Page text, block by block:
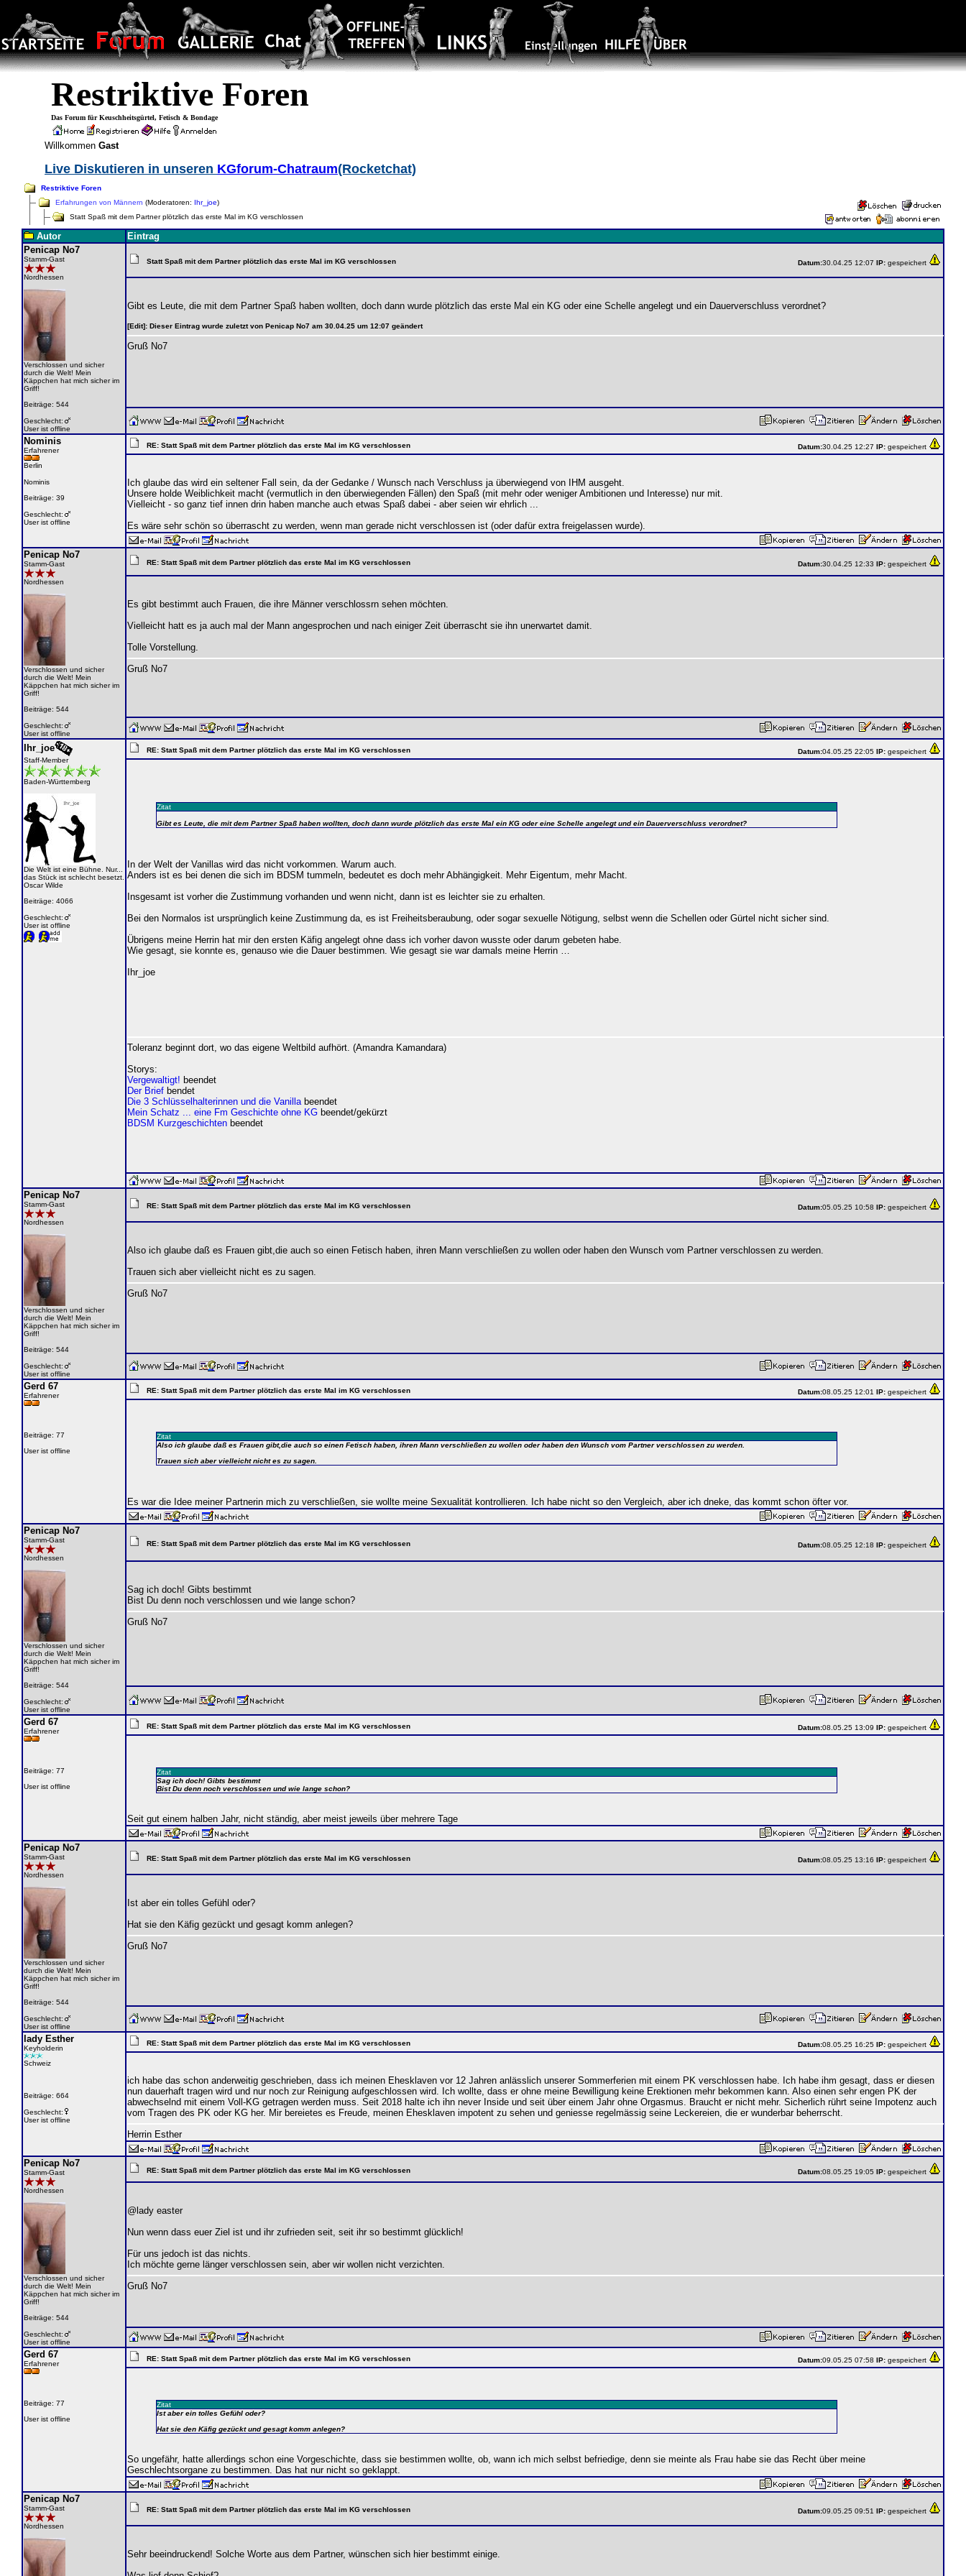
Restriktive Foren
Das Forum für Keuschheitsgürtel, Fetisch & Bondage
Willkommen Gast
Live Diskutieren in unseren KGforum-Chatraum(Rocketchat)
Restriktive Foren
Erfahrungen von Männern (Moderatoren: Ihr_joe)
Statt Spaß mit dem Partner plötzlich das erste Mal im KG verschlossen
Autor
Eintrag
Penicap No7
Stamm-Gast
Nordhessen
Verschlossen und sicher
durch die Welt! Mein
Käppchen hat mich sicher im
Griff!
Beiträge: 544
Geschlecht:
User ist offline
Statt Spaß mit dem Partner plötzlich das erste Mal im KG verschlossen Datum:30.04.25 12:07 IP: gespeichert
Gibt es Leute, die mit dem Partner Spaß haben wollten, doch dann wurde plötzlich das erste Mal ein KG oder eine Schelle angelegt und ein Dauerverschluss verordnet?
[Edit]: Dieser Eintrag wurde zuletzt von Penicap No7 am 30.04.25 um 12:07 geändert
Gruß No7
Nominis
Erfahrener
Berlin
Nominis
Beiträge: 39
Geschlecht:
User ist offline
RE: Statt Spaß mit dem Partner plötzlich das erste Mal im KG verschlossen Datum:30.04.25 12:27 IP: gespeichert
Ich glaube das wird ein seltener Fall sein, da der Gedanke / Wunsch nach Verschluss ja überwiegend von IHM ausgeht.
Unsere holde Weiblichkeit macht (vermutlich in den überwiegenden Fällen) den Spaß (mit mehr oder weniger Ambitionen und Interesse) nur mit.
Vielleicht - so ganz tief innen drin haben manche auch etwas Spaß dabei - aber seien wir ehrlich ...
Es wäre sehr schön so überrascht zu werden, wenn man gerade nicht verschlossen ist (oder dafür extra freigelassen wurde).
Penicap No7
Stamm-Gast
Nordhessen
Verschlossen und sicher
durch die Welt! Mein
Käppchen hat mich sicher im
Griff!
Beiträge: 544
Geschlecht:
User ist offline
RE: Statt Spaß mit dem Partner plötzlich das erste Mal im KG verschlossen Datum:30.04.25 12:33 IP: gespeichert
Es gibt bestimmt auch Frauen, die ihre Männer verschlossrn sehen möchten.
Vielleicht hatt es ja auch mal der Mann angesprochen und nach einiger Zeit überrascht sie ihn unerwartet damit.
Tolle Vorstellung.
Gruß No7
Ihr_joe
Staff-Member
Baden-Württemberg
Die Welt ist eine Bühne. Nur...
das Stück ist schlecht besetzt.
Oscar Wilde
Beiträge: 4066
Geschlecht:
User ist offline
RE: Statt Spaß mit dem Partner plötzlich das erste Mal im KG verschlossen Datum:04.05.25 22:05 IP: gespeichert
Zitat
Gibt es Leute, die mit dem Partner Spaß haben wollten, doch dann wurde plötzlich das erste Mal ein KG oder eine Schelle angelegt und ein Dauerverschluss verordnet?
In der Welt der Vanillas wird das nicht vorkommen. Warum auch.
Anders ist es bei denen die sich im BDSM tummeln, bedeutet es doch mehr Abhängigkeit. Mehr Eigentum, mehr Macht.
Insgesamt ist vorher die Zustimmung vorhanden und wenn nicht, dann ist es leichter sie zu erhalten.
Bei den Normalos ist ursprünglich keine Zustimmung da, es ist Freiheitsberaubung, oder sogar sexuelle Nötigung, selbst wenn die Schellen oder Gürtel nicht sicher sind.
Übrigens meine Herrin hat mir den ersten Käfig angelegt ohne dass ich vorher davon wusste oder darum gebeten habe.
Wie gesagt, sie konnte es, genauso wie die Dauer bestimmen. Wie gesagt sie war damals meine Herrin …
Ihr_joe
Toleranz beginnt dort, wo das eigene Weltbild aufhört. (Amandra Kamandara)
Storys:
Vergewaltigt! beendet
Der Brief bendet
Die 3 Schlüsselhalterinnen und die Vanillabeendet
Mein Schatz ... eine Fm Geschichte ohne KG beendet/gekürzt
BDSM Kurzgeschichten beendet
Penicap No7
Stamm-Gast
Nordhessen
Verschlossen und sicher
durch die Welt! Mein
Käppchen hat mich sicher im
Griff!
Beiträge: 544
Geschlecht:
User ist offline
RE: Statt Spaß mit dem Partner plötzlich das erste Mal im KG verschlossen Datum:05.05.25 10:58 IP: gespeichert
Also ich glaube daß es Frauen gibt,die auch so einen Fetisch haben, ihren Mann verschließen zu wollen oder haben den Wunsch vom Partner verschlossen zu werden.
Trauen sich aber vielleicht nicht es zu sagen.
Gruß No7
Gerd 67
Erfahrener
Beiträge: 77
User ist offline
RE: Statt Spaß mit dem Partner plötzlich das erste Mal im KG verschlossen Datum:08.05.25 12:01 IP: gespeichert
Zitat
Also ich glaube daß es Frauen gibt,die auch so einen Fetisch haben, ihren Mann verschließen zu wollen oder haben den Wunsch vom Partner verschlossen zu werden.
Trauen sich aber vielleicht nicht es zu sagen.
Es war die Idee meiner Partnerin mich zu verschließen, sie wollte meine Sexualität kontrollieren. Ich habe nicht so den Vergleich, aber ich dneke, das kommt schon öfter vor.
Penicap No7
Stamm-Gast
Nordhessen
Verschlossen und sicher
durch die Welt! Mein
Käppchen hat mich sicher im
Griff!
Beiträge: 544
Geschlecht:
User ist offline
RE: Statt Spaß mit dem Partner plötzlich das erste Mal im KG verschlossen Datum:08.05.25 12:18 IP: gespeichert
Sag ich doch! Gibts bestimmt
Bist Du denn noch verschlossen und wie lange schon?
Gruß No7
Gerd 67
Erfahrener
Beiträge: 77
User ist offline
RE: Statt Spaß mit dem Partner plötzlich das erste Mal im KG verschlossen Datum:08.05.25 13:09 IP: gespeichert
Zitat
Sag ich doch! Gibts bestimmt
Bist Du denn noch verschlossen und wie lange schon?
Seit gut einem halben Jahr, nicht ständig, aber meist jeweils über mehrere Tage
Penicap No7
Stamm-Gast
Nordhessen
Verschlossen und sicher
durch die Welt! Mein
Käppchen hat mich sicher im
Griff!
Beiträge: 544
Geschlecht:
User ist offline
RE: Statt Spaß mit dem Partner plötzlich das erste Mal im KG verschlossen Datum:08.05.25 13:16 IP: gespeichert
Ist aber ein tolles Gefühl oder?
Hat sie den Käfig gezückt und gesagt komm anlegen?
Gruß No7
lady Esther
Keyholderin
Schweiz
Beiträge: 664
Geschlecht:
User ist offline
RE: Statt Spaß mit dem Partner plötzlich das erste Mal im KG verschlossen Datum:08.05.25 16:25 IP: gespeichert
ich habe das schon anderweitig geschrieben, dass ich meinen Ehesklaven vor 12 Jahren anlässlich unserer Sommerferien mit einem PK verschlossen habe. Ich habe ihm gesagt, dass er diesen
nun dauerhaft tragen wird und nur noch zur Reinigung aufgeschlossen wird. Ich wollte, dass er ohne meine Bewilligung keine Erektionen mehr bekommen kann. Also einen sehr engen PK der
abwechselnd mit einem Voll-KG getragen werden muss. Seit 2018 halte ich ihn never Inside und seit über einem Jahr ohne Orgasmus. Braucht er nicht mehr. Sicherlich rührt seine Impotenz auch
vom Tragen des PK oder KG her. Mir bereietes es Freude, meinen Ehesklaven impotent zu sehen und geniesse regelmässig seine Leckereien, die er wunderbar beherrscht.
Herrin Esther
Penicap No7
Stamm-Gast
Nordhessen
Verschlossen und sicher
durch die Welt! Mein
Käppchen hat mich sicher im
Griff!
Beiträge: 544
Geschlecht:
User ist offline
RE: Statt Spaß mit dem Partner plötzlich das erste Mal im KG verschlossen Datum:08.05.25 19:05 IP: gespeichert
@lady easter
Nun wenn dass euer Ziel ist und ihr zufrieden seit, seit ihr so bestimmt glücklich!
Für uns jedoch ist das nichts.
Ich möchte gerne länger verschlossen sein, aber wir wollen nicht verzichten.
Gruß No7
Gerd 67
Erfahrener
Beiträge: 77
User ist offline
RE: Statt Spaß mit dem Partner plötzlich das erste Mal im KG verschlossen Datum:09.05.25 07:58 IP: gespeichert
Zitat
Ist aber ein tolles Gefühl oder?
Hat sie den Käfig gezückt und gesagt komm anlegen?
So ungefähr, hatte allerdings schon eine Vorgeschichte, dass sie bestimmen wollte, ob, wann ich mich selbst befriedige, denn sie meinte als Frau habe sie das Recht über meine
Geschlechtsorgane zu bestimmen. Das hat nur nicht so geklappt.
Penicap No7
Stamm-Gast
Nordhessen
RE: Statt Spaß mit dem Partner plötzlich das erste Mal im KG verschlossen Datum:09.05.25 09:51 IP: gespeichert
Sehr beeindruckend! Solche Worte aus dem Partner, wünschen sich hier bestimmt einige.